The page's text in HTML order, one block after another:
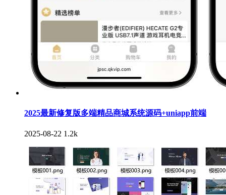
2025最新修复版多端精品商城系统源码+uniapp前端
2025-08-22 1.2k